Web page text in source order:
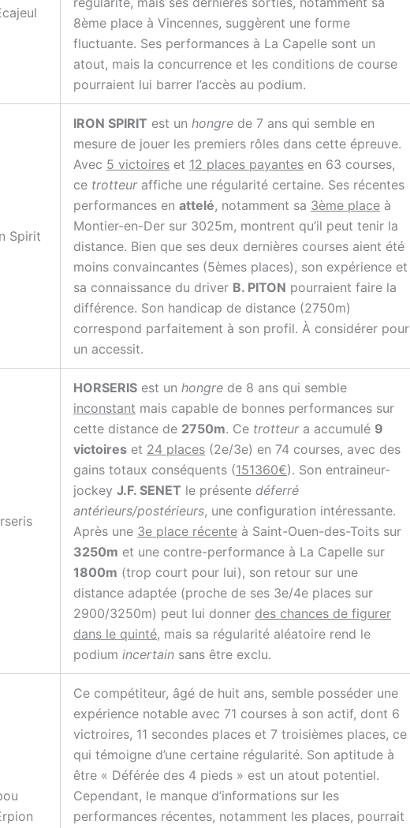
8ème place à Vincennes, suggèrent une forme
fluctuante. Ses performances à La Capelle sont un
atout, mais la concurrence et les conditions de course
pourraient lui barrer l’accès au podium.
Spirit
IRON SPIRIT est un hongre de 7 ans qui semble en
mesure de jouer les premiers rôles dans cette épreuve.
Avec 5 victoires et 12 places payantes en 63 courses,
ce trotteuraffiche une régularité certaine. Ses récentes
performances en attelé, notamment sa 3ème place à
Montier-en-Der sur 3025m, montrent qu’il peut tenir la
distance. Bien que ses deux dernières courses aient été
moins convaincantes (5èmes places), son expérience et
sa connaissance du driver B. PITON pourraient faire la
différence. Son handicap de distance (2750m)
correspond parfaitement à son profil. À considérer pour
un accessit.
HORSERIS est un hongre de 8 ans qui semble
inconstant mais capable de bonnes performances sur
cette distance de 2750m. Ce trotteura accumulé 9
victoires et 24 places (2e/3e) en 74 courses, avec des
gains totaux conséquents (151360€). Son entraineur-
jockey J.F. SENET le présente déferré
antérieurs/postérieurs, une configuration intéressante.
Après une 3e place récente à Saint-Ouen-des-Toits sur
3250m et une contre-performance à La Capelle sur
1800m (trop court pour lui), son retour sur une
distance adaptée (proche de ses 3e/4e places sur
2900/3250m) peut lui donner des chances de figurer
dans le quinté, mais sa régularité aléatoire rend le
podium incertain sans être exclu.
Ce compétiteur, âgé de huit ans, semble posséder une
expérience notable avec 71 courses à son actif, dont 6
victroires, 11 secondes places et 7 troisièmes places, ce
qui témoigne d’une certaine régularité. Son aptitude à
être « Déférée des 4 pieds » est un atout potentiel.
Cependant, le manque d’informations sur les
performances récentes, notamment les places, pourrait